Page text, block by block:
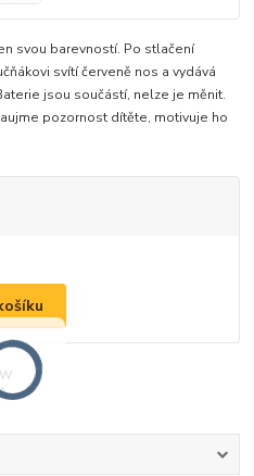
svou barevností. Po stlačení
svítí červeně nos a vydává
jsou součástí, nelze je měnit.
pozornost dítěte, motivuje ho